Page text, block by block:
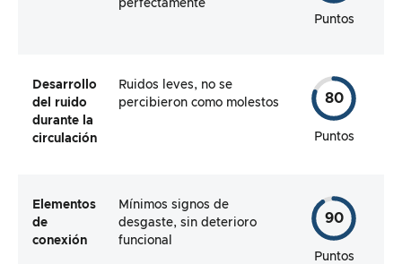
perfectamente
Puntos
Desarrollo
del ruido
durante la
circulación
Ruidos leves, no se
percibieron como molestos
80
Puntos
Elementos
de
conexión
Mínimos signos de
desgaste, sin deterioro
funcional
90
Puntos